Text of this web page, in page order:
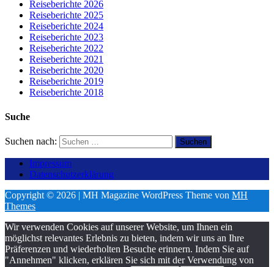
Reiseberichte 2026
Reiseberichte 2025
Reiseberichte 2024
Reiseberichte 2023
Reiseberichte 2022
Reiseberichte 2021
Reiseberichte 2020
Reiseberichte 2019
Reiseberichte 2018
Suche
Suchen nach:
Impressum
Datenschutzerklärung
Copyright © 2026 | MH Magazine WordPress Theme von MH
Themes
Wir verwenden Cookies auf unserer Website, um Ihnen ein
möglichst relevantes Erlebnis zu bieten, indem wir uns an Ihre
Präferenzen und wiederholten Besuche erinnern. Indem Sie auf
"Annehmen" klicken, erklären Sie sich mit der Verwendung von